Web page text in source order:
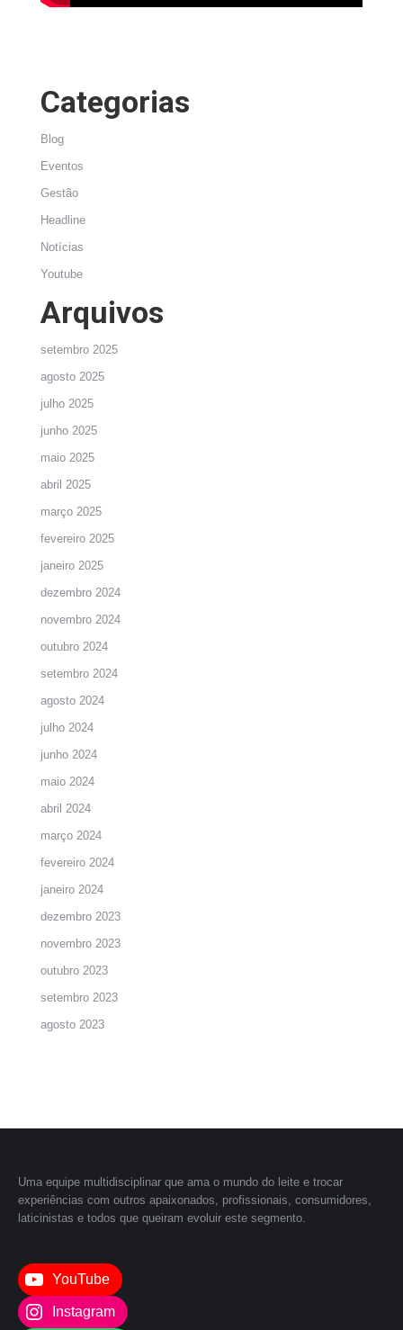
Categorias
Blog
Eventos
Gestão
Headline
Notícias
Youtube
Arquivos
setembro 2025
agosto 2025
julho 2025
junho 2025
maio 2025
abril 2025
março 2025
fevereiro 2025
janeiro 2025
dezembro 2024
novembro 2024
outubro 2024
setembro 2024
agosto 2024
julho 2024
junho 2024
maio 2024
abril 2024
março 2024
fevereiro 2024
janeiro 2024
dezembro 2023
novembro 2023
outubro 2023
setembro 2023
agosto 2023
Uma equipe multidisciplinar que ama o mundo do leite e trocar
experiências com outros apaixonados, profissionais, consumidores,
laticinistas e todos que queiram evoluir este segmento.
YouTube
Instagram